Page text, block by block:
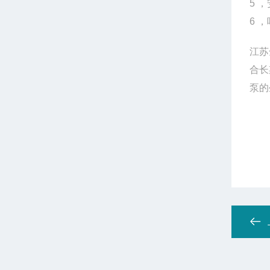
5 ，
6 ，
江
合
泵